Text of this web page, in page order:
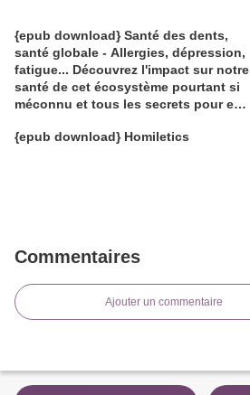
{epub download} Santé des dents,
santé globale - Allergies, dépression,
fatigue... Découvrez l'impact sur notre
santé de cet écosystème pourtant si
méconnu et tous les secrets pour en
{epub download} Homiletics
Commentaires
Ajouter un commentaire